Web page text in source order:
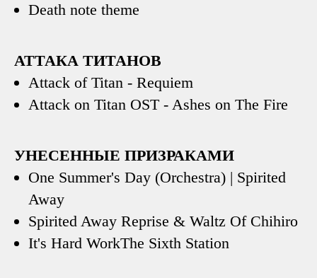
Death note theme
АТТАКА ТИТАНОВ
Attack of Titan - Requiem
Attack on Titan OST - Ashes on The Fire
УНЕСЕННЫЕ ПРИЗРАКАМИ
One Summer's Day (Orchestra) | Spirited
Away
Spirited Away Reprise & Waltz Of Chihiro
It's Hard WorkThe Sixth Station